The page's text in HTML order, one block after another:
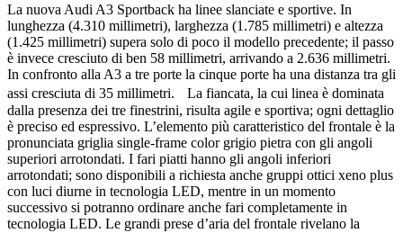
La nuova Audi A3 Sportback ha linee slanciate e sportive. In
lunghezza (4.310 millimetri), larghezza (1.785 millimetri) e altezza
(1.425 millimetri) supera solo di poco il modello precedente; il passo
è invece cresciuto di ben 58 millimetri, arrivando a 2.636 millimetri.
In confronto alla A3 a tre porte la cinque porte ha una distanza tra gli
assi cresciuta di 35 millimetri. La fiancata, la cui linea è dominata
dalla presenza dei tre finestrini, risulta agile e sportiva; ogni dettaglio
è preciso ed espressivo. L’elemento più caratteristico del frontale è la
pronunciata griglia single-frame color grigio pietra con gli angoli
superiori arrotondati. I fari piatti hanno gli angoli inferiori
arrotondati; sono disponibili a richiesta anche gruppi ottici xeno plus
con luci diurne in tecnologia LED, mentre in un momento
successivo si potranno ordinare anche fari completamente in
tecnologia LED. Le grandi prese d’aria del frontale rivelano la